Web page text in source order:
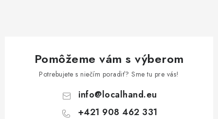
Pomôžeme vám s výberom
Potrebujete s niečím poradiť? Sme tu pre vás!
info@localhand.eu
+421 908 462 331